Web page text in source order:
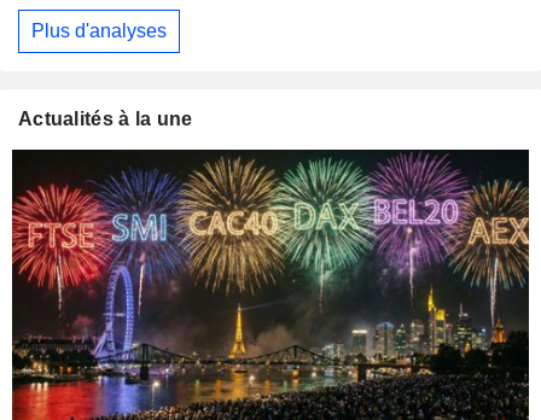
Plus d'analyses
Actualités à la une